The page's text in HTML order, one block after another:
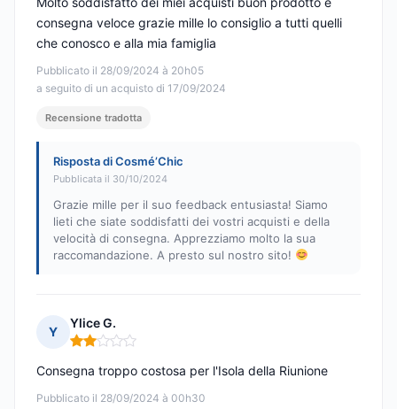
Pubblicato il 28/09/2024 à 20h05
a seguito di un acquisto di 17/09/2024
consegna veloce grazie mille lo consiglio a tutti quelli
che conosco e alla mia famiglia
Recensione tradotta
Risposta di Cosmé’Chic
Pubblicata il 30/10/2024
Grazie mille per il suo feedback entusiasta! Siamo
lieti che siate soddisfatti dei vostri acquisti e della
velocità di consegna. Apprezziamo molto la sua
raccomandazione. A presto sul nostro sito!
Y
Ylice G.
Nota: 2 su 5
Pubblicato il 28/09/2024 à 00h30
Consegna troppo costosa per l'Isola della Riunione